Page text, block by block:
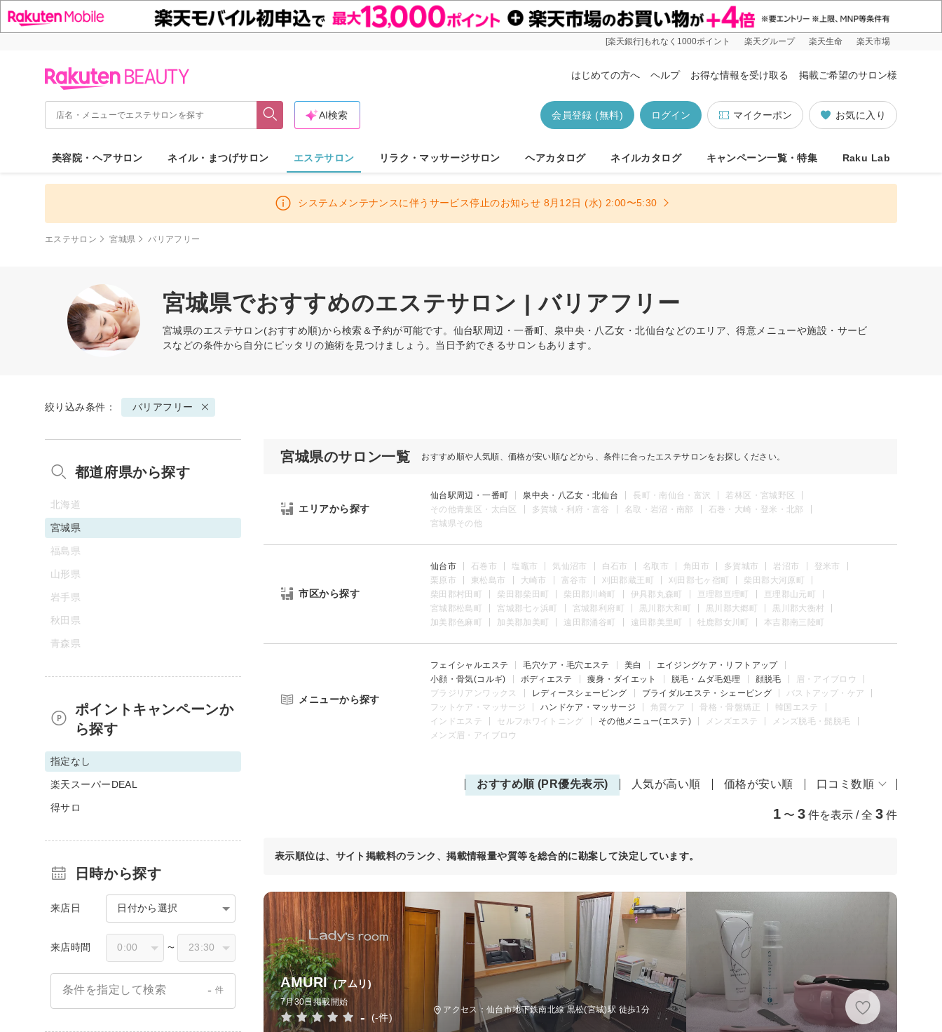
[楽天銀行]もれなく1000ポイント 楽天グループ 楽天生命 楽天市場
はじめての方へ ヘルプ お得な情報を受け取る 掲載ご希望のサロン様
お気に入り
マイクーポン
ログイン
会員登録 (無料)
AI検索
美容院・ヘアサロン ネイル・まつげサロン エステサロン リラク・マッサージサロン ヘアカタログ ネイルカタログ キャンペーン一覧・特集 Raku Lab
システムメンテナンスに伴うサービス停止のお知らせ 8月12日 (水) 2:00〜5:30
エステサロン 宮城県 バリアフリー
宮城県でおすすめのエステサロン | バリアフリー
宮城県のエステサロン(おすすめ順)から検索＆予約が可能です。仙台駅周辺・一番町、泉中央・八乙女・北仙台などのエリア、得意メニューや施設・サービ
スなどの条件から自分にピッタリの施術を見つけましょう。当日予約できるサロンもあります。
絞り込み条件： バリアフリー
宮城県のサロン一覧 おすすめ順や人気順、価格が安い順などから、条件に合ったエステサロンをお探しください。
エリアから探す
仙台駅周辺・一番町 泉中央・八乙女・北仙台 長町・南仙台・富沢
若林区・宮城野区
その他青葉区・太白区
多賀城・利府・富谷 名取・岩沼・南部
石巻・大崎・登米・北部
宮城県その他
市区から探す
仙台市 石巻市 塩竈市 気仙沼市 白石市 名取市 角田市 多賀城市 岩沼市
登米市
栗原市
東松島市 大崎市 富谷市 刈田郡蔵王町 刈田郡七ヶ宿町
柴田郡大河原町
柴田郡村田町
柴田郡柴田町 柴田郡川崎町 伊具郡丸森町 亘理郡亘理町
亘理郡山元町
宮城郡松島町
宮城郡七ヶ浜町 宮城郡利府町 黒川郡大和町 黒川郡大郷町
黒川郡大衡村
加美郡色麻町
加美郡加美町 遠田郡涌谷町 遠田郡美里町 牡鹿郡女川町 本吉郡南三陸町
メニューから探す
フェイシャルエステ 毛穴ケア・毛穴エステ 美白
エイジングケア・リフトアップ
小顔・骨気(コルギ)
ボディエステ 痩身・ダイエット 脱毛・ムダ毛処理 顔脱毛
眉・アイブロウ
ブラジリアンワックス
レディースシェービング ブライダルエステ・シェービング
バストアップ・ケア
フットケア・マッサージ
ハンドケア・マッサージ 角質ケア 骨格・骨盤矯正
韓国エステ
インドエステ
セルフホワイトニング その他メニュー(エステ) メンズエステ
メンズ脱毛・髭脱毛
メンズ眉・アイブロウ
おすすめ順 (PR優先表示) 人気が高い順 価格が安い順 口コミ数順
1 〜 3 件を表示 / 全 3 件
表示順位は、サイト掲載料のランク、掲載情報量や質等を総合的に勘案して決定しています。
AMURI (アムリ)
7月30日掲載開始
- (-件)
アクセス：仙台市地下鉄南北線 黒松(宮城)駅 徒歩1分
都道府県から探す
北海道
宮城県
福島県
山形県
岩手県
秋田県
青森県
ポイントキャンペーンか
ら探す
指定なし
楽天スーパーDEAL
得サロ
日時から探す
来店日 日付から選択
来店時間 〜
条件を指定して検索 - 件